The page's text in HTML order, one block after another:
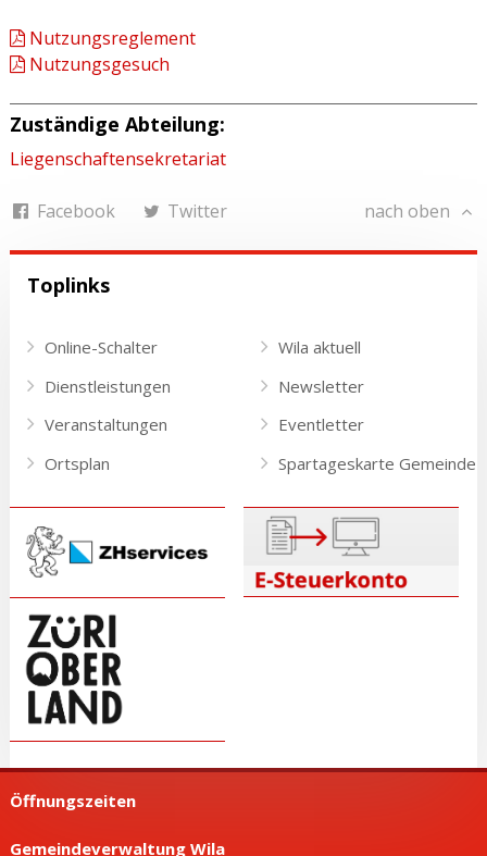
Nutzungsreglement
Nutzungsgesuch
Zuständige Abteilung:
Liegenschaftensekretariat
Facebook Twitter nach oben
Toplinks
Online-Schalter
Dienstleistungen
Veranstaltungen
Ortsplan
Wila aktuell
Newsletter
Eventletter
Spartageskarte Gemeinde
Öffnungszeiten
Gemeindeverwaltung Wila